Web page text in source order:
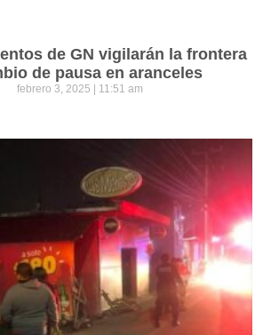
de GN vigilarán la frontera
de pausa en aranceles
febrero 3, 2025 11:51 am